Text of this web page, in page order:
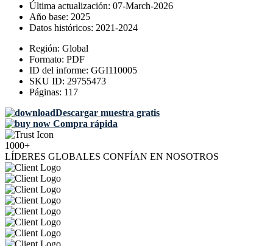
Última actualización: 07-March-2026
Año base: 2025
Datos históricos: 2021-2024
Región: Global
Formato: PDF
ID del informe: GGI110005
SKU ID: 29755473
Páginas: 117
Descargar muestra gratis
Compra rápida
1000+
LÍDERES GLOBALES CONFÍAN EN NOSOTROS